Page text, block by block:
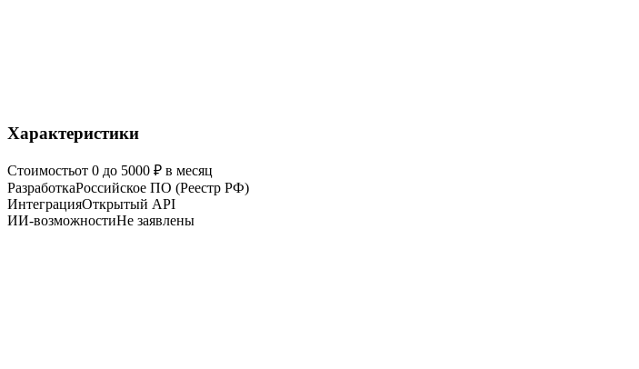
Характеристики
Стоимостьот 0 до 5000 ₽ в месяц
РазработкаРоссийское ПО (Реестр РФ)
ИнтеграцияОткрытый API
ИИ-возможностиНе заявлены